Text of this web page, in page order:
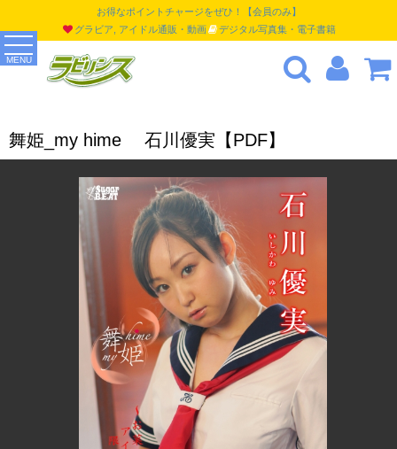
MENU
お得なポイントチャージをぜひ！【会員のみ】
グラビア, アイドル通販・動画
デジタル写真集・電子書籍
舞姫_my hime 石川優実【PDF】